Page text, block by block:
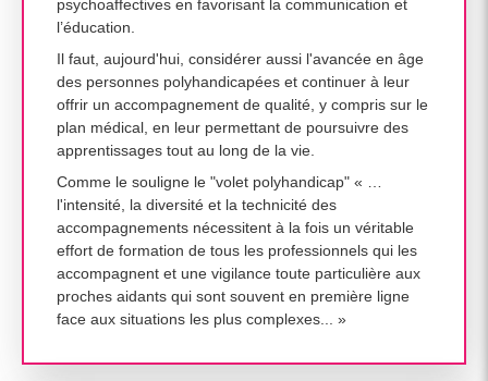
psychoaffectives en favorisant la communication et
l’éducation.
Il faut, aujourd'hui, considérer aussi l'avancée en âge
des personnes polyhandicapées et continuer à leur
offrir un accompagnement de qualité, y compris sur le
plan médical, en leur permettant de poursuivre des
apprentissages tout au long de la vie.
Comme le souligne le "volet polyhandicap" « …
l'intensité, la diversité et la technicité des
accompagnements nécessitent à la fois un véritable
effort de formation de tous les professionnels qui les
accompagnent et une vigilance toute particulière aux
proches aidants qui sont souvent en première ligne
face aux situations les plus complexes... »